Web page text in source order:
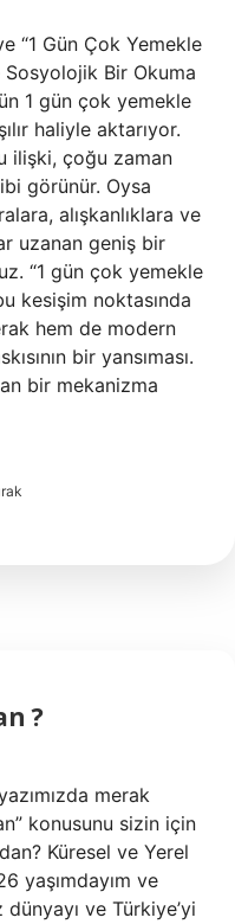
“1 Gün Çok Yemekle
Sosyolojik Bir Okuma
1 gün çok yemekle
haliyle aktarıyor.
ilişki, çoğu zaman
görünür. Oysa
alışkanlıklara ve
uzanan geniş bir
“1 gün çok yemekle
kesişim noktasında
hem de modern
bir yansıması.
bir mekanizma
?
merak
konusunu sizin için
Küresel ve Yerel
yaşımdayım ve
ve Türkiye’yi